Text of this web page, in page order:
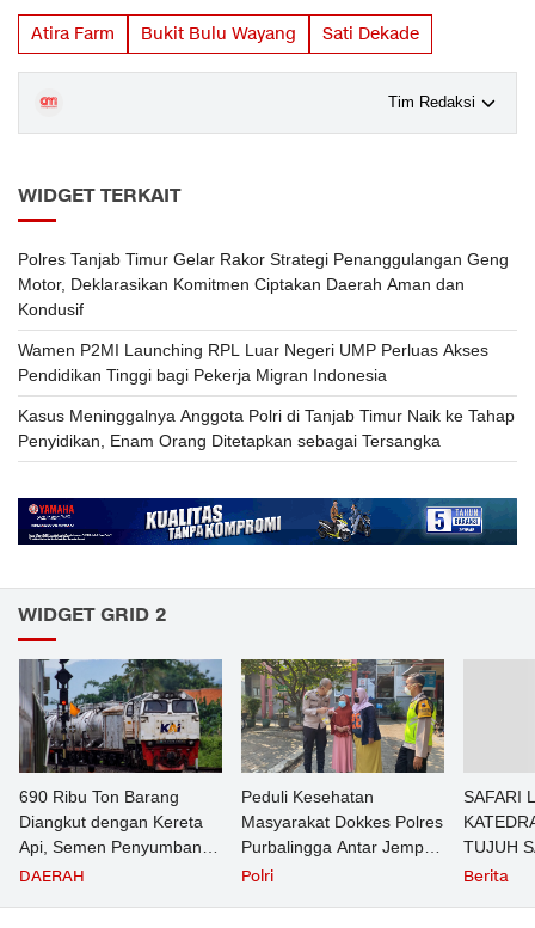
Atira Farm Bukit Bulu Wayang Sati Dekade
Tim Redaksi
WIDGET TERKAIT
Polres Tanjab Timur Gelar Rakor Strategi Penanggulangan Geng
Motor, Deklarasikan Komitmen Ciptakan Daerah Aman dan
Kondusif
Wamen P2MI Launching RPL Luar Negeri UMP Perluas Akses
Pendidikan Tinggi bagi Pekerja Migran Indonesia
Kasus Meninggalnya Anggota Polri di Tanjab Timur Naik ke Tahap
Penyidikan, Enam Orang Ditetapkan sebagai Tersangka
WIDGET GRID 2
690 Ribu Ton Barang
Diangkut dengan Kereta
Api, Semen Penyumbang
Volume Terbesar
DAERAH
Peduli Kesehatan
Masyarakat Dokkes Polres
Purbalingga Antar Jemput
Pasien TB Paru ke
Polri
SAFARI
TUJUH
MAKNA
Berita